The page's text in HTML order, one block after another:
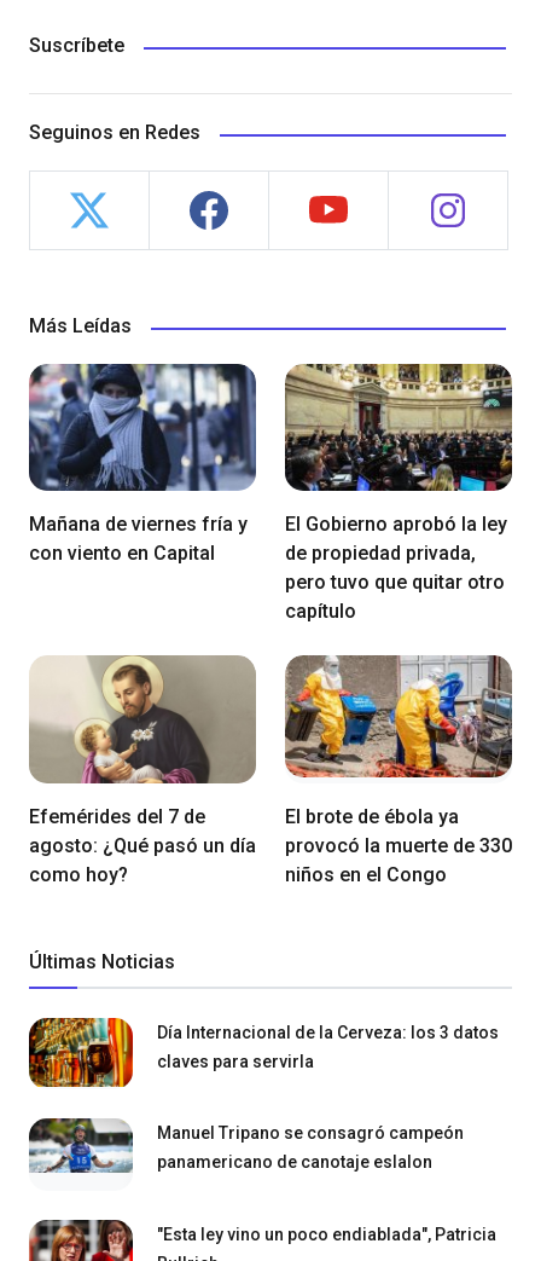
Suscríbete
Seguinos en Redes
Más Leídas
Mañana de viernes fría y
con viento en Capital
El Gobierno aprobó la ley
de propiedad privada,
pero tuvo que quitar otro
capítulo
Efemérides del 7 de
agosto: ¿Qué pasó un día
como hoy?
El brote de ébola ya
provocó la muerte de 330
niños en el Congo
Últimas Noticias
Día Internacional de la Cerveza: los 3 datos
claves para servirla
Manuel Tripano se consagró campeón
panamericano de canotaje eslalon
"Esta ley vino un poco endiablada", Patricia